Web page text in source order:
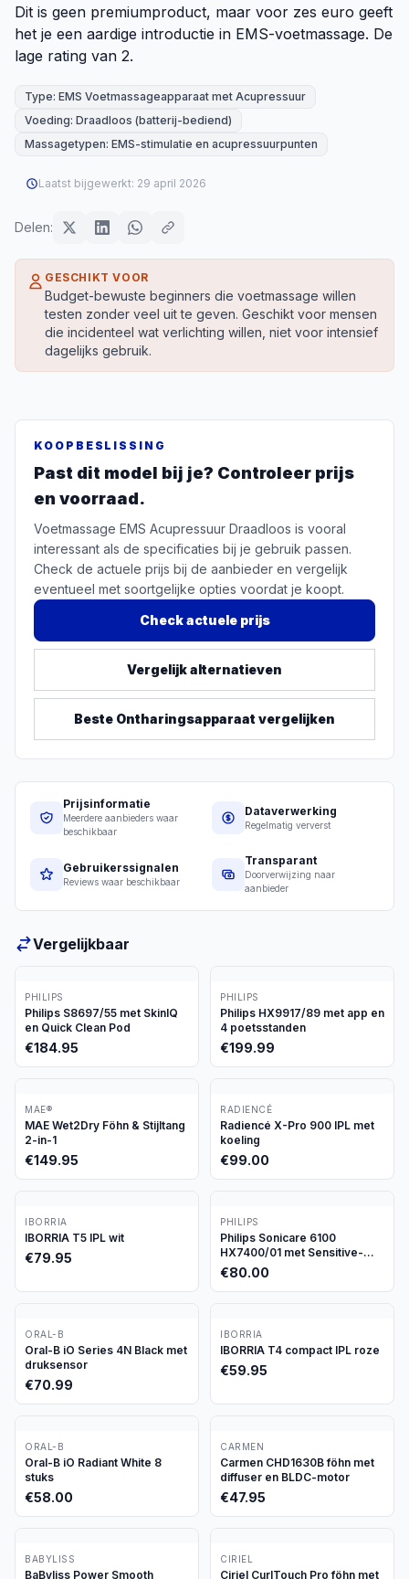
Dit is geen premiumproduct, maar voor zes euro geeft
het je een aardige introductie in EMS-voetmassage. De
lage rating van 2.
Type: EMS Voetmassageapparaat met Acupressuur
Voeding: Draadloos (batterij-bediend)
Massagetypen: EMS-stimulatie en acupressuurpunten
Laatst bijgewerkt: 29 april 2026
Delen:
GESCHIKT VOOR
Budget-bewuste beginners die voetmassage willen
testen zonder veel uit te geven. Geschikt voor mensen
die incidenteel wat verlichting willen, niet voor intensief
dagelijks gebruik.
KOOPBESLISSING
Past dit model bij je? Controleer prijs
en voorraad.
Voetmassage EMS Acupressuur Draadloos is vooral
interessant als de specificaties bij je gebruik passen.
Check de actuele prijs bij de aanbieder en vergelijk
eventueel met soortgelijke opties voordat je koopt.
Check actuele prijs
Vergelijk alternatieven
Beste Ontharingsapparaat vergelijken
Prijsinformatie
Meerdere aanbieders waar
beschikbaar
Dataverwerking
Regelmatig ververst
Gebruikerssignalen
Reviews waar beschikbaar
Transparant
Doorverwijzing naar
aanbieder
Vergelijkbaar
PHILIPS
Philips S8697/55 met SkinIQ
en Quick Clean Pod
€184.95
PHILIPS
Philips HX9917/89 met app en
4 poetsstanden
€199.99
MAE®
MAE Wet2Dry Föhn & Stijltang
2-in-1
€149.95
RADIENCÉ
Radiencé X-Pro 900 IPL met
koeling
€99.00
IBORRIA
IBORRIA T5 IPL wit
€79.95
PHILIPS
Philips Sonicare 6100
HX7400/01 met Sensitive-
stand
€80.00
ORAL-B
Oral-B iO Series 4N Black met
druksensor
€70.99
IBORRIA
IBORRIA T4 compact IPL roze
€59.95
ORAL-B
Oral-B iO Radiant White 8
stuks
€58.00
CARMEN
Carmen CHD1630B föhn met
diffuser en BLDC-motor
€47.95
BABYLISS
BaByliss Power Smooth
CIRIEL
Ciriel CurlTouch Pro föhn met